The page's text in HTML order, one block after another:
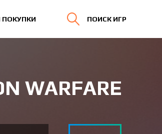
ПОИСК ИГР
WARFARE